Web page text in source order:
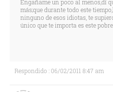
Engañame un poco al menos,dí
más;que durante todo este
ninguno de esos idiotas, te
único que te importa es este pobre
Respondido : 06/02/2011 8:47 am